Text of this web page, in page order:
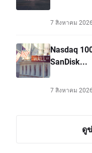
7 สิงหาคม 2026
Nasdaq
SanDisk...
7 สิงหาคม 2026
ดู